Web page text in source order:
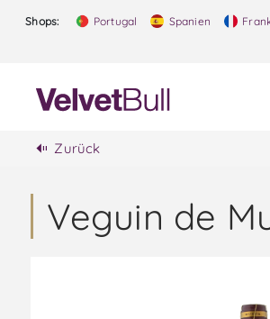
Shops: Portugal Spanien
Zurück
Veguin de